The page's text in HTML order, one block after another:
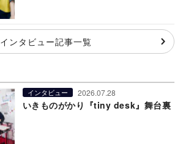
インタビュー記事一覧
インタビュー 2026.07.28
いきものがかり『tiny desk』舞台裏